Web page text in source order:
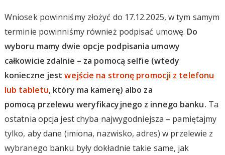
Wniosek powinniśmy złożyć do 17.12.2025, w tym samym
terminie powinniśmy również podpisać umowę. Do
wyboru mamy dwie opcje podpisania umowy
całkowicie zdalnie – za pomocą selfie (wtedy
konieczne jestwejście na stronę promocji z telefonu
lub tabletu, który ma kamerę) albo za
pomocą przelewu weryfikacyjnego z innego banku. Ta
ostatnia opcja jest chyba najwygodniejsza – pamiętajmy
tylko, aby dane (imiona, nazwisko, adres) w przelewie z
wybranego banku były dokładnie takie same, jak